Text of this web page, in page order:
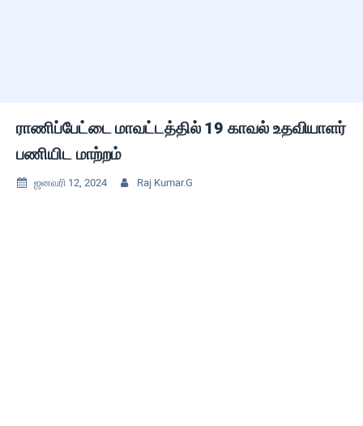
ராணிப்பேட்டை மாவட்டத்தில் 19 காவல் உதவியாளர்
பணியிட மாற்றம்
 ஜனவரி 12, 2024  Raj Kumar.G